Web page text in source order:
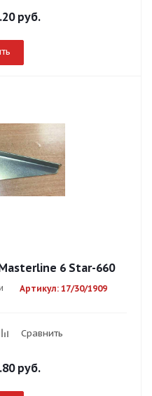
руб.
6 Star-660
Артикул: 17/30/1909
Сравнить
руб.